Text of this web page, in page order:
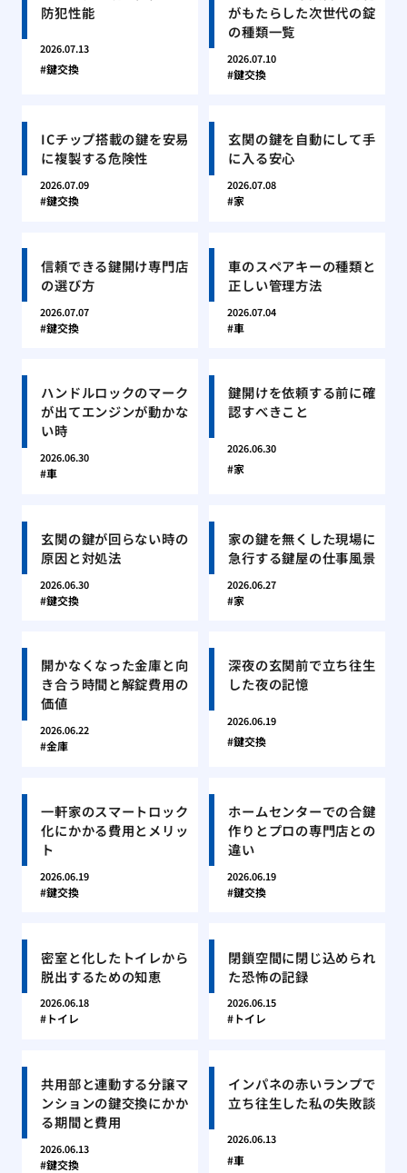
防犯性能
2026.07.13
鍵交換
がもたらした次世代の錠
の種類一覧
2026.07.10
鍵交換
ICチップ搭載の鍵を安易
に複製する危険性
2026.07.09
鍵交換
玄関の鍵を自動にして手
に入る安心
2026.07.08
家
信頼できる鍵開け専門店
の選び方
2026.07.07
鍵交換
車のスペアキーの種類と
正しい管理方法
2026.07.04
車
ハンドルロックのマーク
が出てエンジンが動かな
い時
2026.06.30
車
鍵開けを依頼する前に確
認すべきこと
2026.06.30
家
玄関の鍵が回らない時の
原因と対処法
2026.06.30
鍵交換
家の鍵を無くした現場に
急行する鍵屋の仕事風景
2026.06.27
家
開かなくなった金庫と向
き合う時間と解錠費用の
価値
2026.06.22
金庫
深夜の玄関前で立ち往生
した夜の記憶
2026.06.19
鍵交換
一軒家のスマートロック
化にかかる費用とメリッ
ト
2026.06.19
鍵交換
ホームセンターでの合鍵
作りとプロの専門店との
違い
2026.06.19
鍵交換
密室と化したトイレから
脱出するための知恵
2026.06.18
トイレ
閉鎖空間に閉じ込められ
た恐怖の記録
2026.06.15
トイレ
共用部と連動する分譲マ
ンションの鍵交換にかか
る期間と費用
2026.06.13
鍵交換
インパネの赤いランプで
立ち往生した私の失敗談
2026.06.13
車